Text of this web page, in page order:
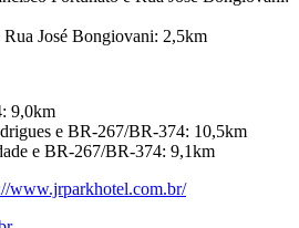
José Bongiovani: 2,5km
9,0km
e BR-267/BR-374: 10,5km
e BR-267/BR-374: 9,1km
www.jrparkhotel.com.br/